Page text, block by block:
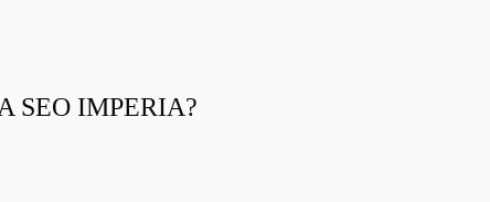
SEO IMPERIA?